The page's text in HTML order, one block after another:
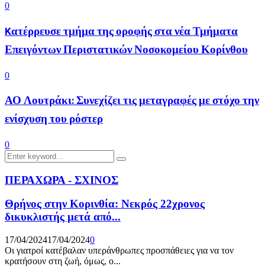
0
Kατέρρευσε τμήμα της οροφής στα νέα Τμήματα
Επειγόντων Περιστατικών Νοσοκομείου Κορίνθου
0
ΑΟ Λουτράκι: Συνεχίζει τις μεταγραφές με στόχο την
ενίσχυση του ρόστερ
0
Search
for:
Search
ΠΕΡΑΧΩΡΑ - ΣΧΙΝΟΣ
Θρήνος στην Κορινθία: Νεκρός 22χρονος
δικυκλιστής μετά από...
17/04/202417/04/20240
Οι γιατροί κατέβαλαν υπεράνθρωπες προσπάθειες για να τον
κρατήσουν στη ζωή, όμως, ο...